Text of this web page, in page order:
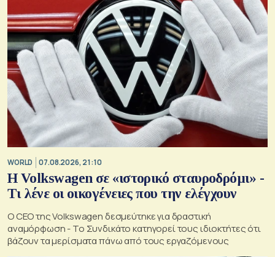
WORLD 07.08.2026, 21:10
Η Volkswagen σε «ιστορικό σταυροδρόμι» -
Τι λένε οι οικογένειες που την ελέγχουν
Ο CEO της Volkswagen δεσμεύτηκε για δραστική
αναμόρφωση - Το Συνδικάτο κατηγορεί τους ιδιοκτήτες ότι
βάζουν τα μερίσματα πάνω από τους εργαζόμενους